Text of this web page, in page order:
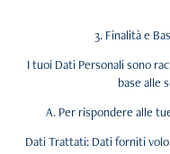
3. Finalità e
I tuoi Dati Personali sono
base alle
A. Per rispondere alle
Dati Trattati: Dati forniti